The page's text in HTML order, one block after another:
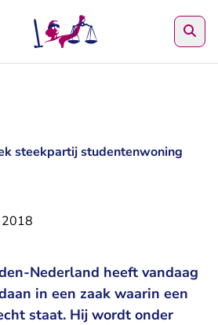
steekpartij studentenwoning
Nederland heeft vandaag
in een zaak waarin een
staat. Hij wordt onder